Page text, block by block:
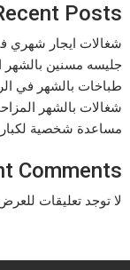
Posts
شغالات ايجار شهري في
جليسه مسنين بالشهر
طباخات بالشهر في الرياض
شغالات بالشهر المزاحمية
مساعدة شخصية لكبار السن
Comments
لا توجد تعليقات